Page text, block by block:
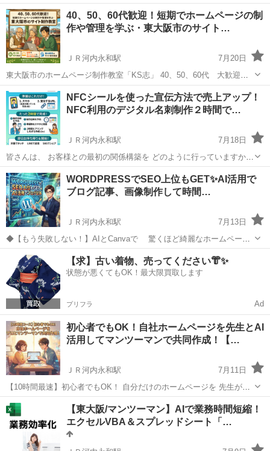
ードプレスSwell とCanvaの使い方が学べて SEO上位のホームページ
に成る。 AI活用サイト制作教室です。 Google検索順位１位を...
大阪 東大阪市 ＪＲ河内永和駅 ホームページ作成
40、50、60代歓迎！短期でホームページの制
作や管理を学ぶ・東大阪市のサイト…
ＪＲ河内永和駅
7月20日
東大阪市のホームページ制作教室「KS志」 40、50、60代 大歓迎
【当教室のアピール魅力】 ■ ホームページ管理費を削減したい会社
向け ■ マンツーマン指導でSEO対策や画像制作も学べる ■ 45分間
の無料...
大阪 東大阪市 ＪＲ河内永和駅 ホームページ作成
SEO
NFCシールを使った宣伝方法で売上アップ！
NFC利用のデジタル名刺制作２時間で…
ＪＲ河内永和駅
7月18日
皆さんは、 お客様との最初の関係構築を どのように行っていますか？
紙の名刺交換でしょうか？ それともLINEのID交換でしょうか？ 「紙
の名刺だと、後から顔が思い出せない…」 「LINE交換に手間取って...
大阪 東大阪市 ホームページ作成
WORDPRESSでSEO上位もGET✨AI活用で
ブログ記事、画像制作して時間…
ＪＲ河内永和駅
7月13日
◆【もう失敗しない！】AIとCanvaで 驚くほど綺麗なホームページ
作成 教室で短時間でプロ級サイトを 一緒に作りましょう✨ ◆ホ
ームページ、集客の要なのに… こんなお悩みありませんか？🤔 会
社...
大阪 東大阪市 ＪＲ河内永和駅 ホームページ作成
デジタル
【求】古い着物、売ってください👘✨
状態が悪くてもOK！最大限買取します
プリフラ Ad
初心者でもOK！自社ホームページを先生とAI
活用してマンツーマンで共同作成！【…
ＪＲ河内永和駅
7月11日
【10時間最速】初心者でもOK！ 自分だけのホームページを 先生がマ
ンツーマンで共同作成 「ホームページを作りたいけど、 何から始めれ
ばいいかわからない…」 そんなあなたへ。 KS志のマンツーマンレ
ッ...
大阪 東大阪市 ＪＲ河内永和駅 ホームページ作成
リモート
【東大阪/マンツーマン】AIで業務時間短縮！
エクセルVBA＆スプレッドシート「…